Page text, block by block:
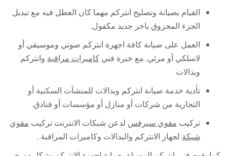
القيام بصيانة وتصليح انتركم مهما كان العطل فيه مع تبديل
الجزء المحروق باخر جديد مكفول.
العمل على صيانة كافة اجهزة انتركم صوتي وموسيقي أو
لاسلكي أو مرئي. مع خبرة فنيكاميرات مراقبة وانتركم
وبدالات
تأدية خدمة صيانة انتركم وبدالات للمنشآت السكنية أو
التجارية من شركات أو منازل أو مؤسسات أو فنادق.
تركيب مقوي سيرفس لدعن شبكات الانترنت تركيب مقوي
شبكة لجهاز الانتركم والبدالات وكاميرات المراقبة .